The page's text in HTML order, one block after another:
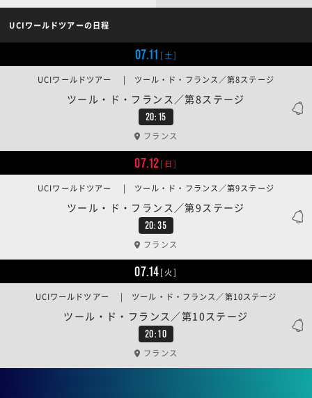
UCIワールドツアーの日程
07.11 [土]
20:15
ツール・ド・フランス／第8ステージ
UCIワールドツアー | ツール・ド・フランス／第8ステージ
フランス
07.12[日]
20:35
ツール・ド・フランス／第9ステージ
UCIワールドツアー | ツール・ド・フランス／第9ステージ
フランス
07.14[火]
20:10
ツール・ド・フランス／第10ステージ
UCIワールドツアー | ツール・ド・フランス／第10ステージ
フランス